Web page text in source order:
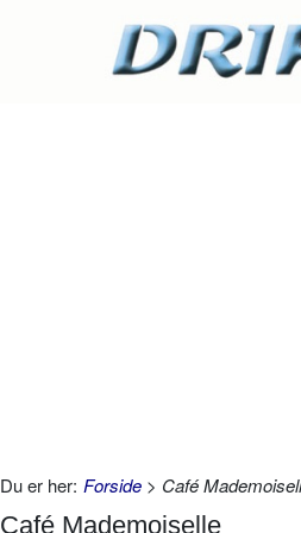
Du er her: Forside > Café
Café Mademoiselle